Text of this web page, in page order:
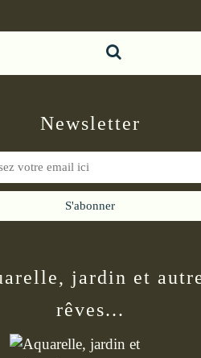
Newsletter
jardin et
rêves...